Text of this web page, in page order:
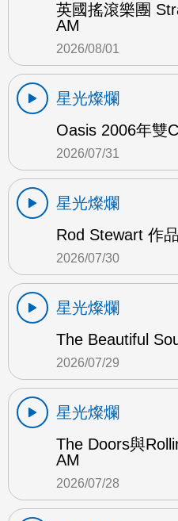
英國搖滾樂團
AM
2026/08/01
星光燦爛
Oasis 2006年雙
2026/07/31
星光燦爛
Rod Stewart 作
2026/07/30
星光燦爛
The Beautiful
2026/07/29
星光燦爛
The Doors與
AM
2026/07/28